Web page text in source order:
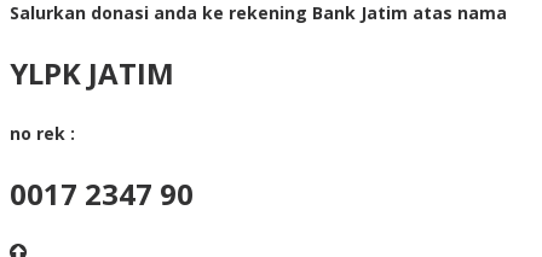
Salurkan donasi anda ke rekening Bank Jatim atas nama
YLPK JATIM
no rek :
0017 2347 90